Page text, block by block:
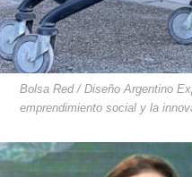
Bolsa Red / Diseño Argentino
emprendimiento social y la